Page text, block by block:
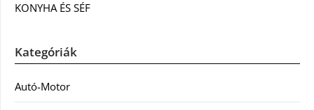
KONYHA ÉS SÉF
Kategóriák
Autó-Motor